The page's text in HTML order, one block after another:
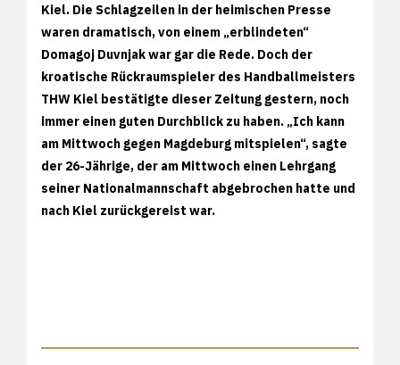
Kiel. Die Schlagzeilen in der heimischen Presse
waren dramatisch, von einem „erblindeten“
Domagoj Duvnjak war gar die Rede. Doch der
kroatische Rückraumspieler des Handballmeisters
THW Kiel bestätigte dieser Zeitung gestern, noch
immer einen guten Durchblick zu haben. „Ich kann
am Mittwoch gegen Magdeburg mitspielen“, sagte
der 26-Jährige, der am Mittwoch einen Lehrgang
seiner Nationalmannschaft abgebrochen hatte und
nach Kiel zurückgereist war.